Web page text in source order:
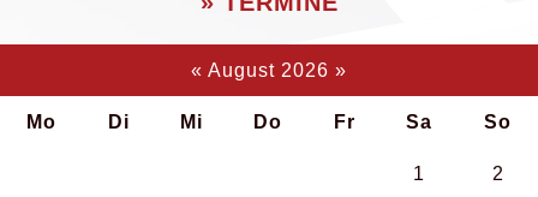
« August 2026 »
Mo Di Mi Do Fr Sa So
1 2